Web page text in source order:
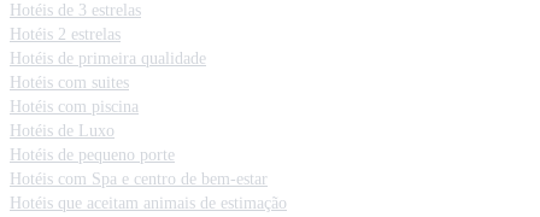
Hotéis de 3 estrelas
Hotéis 2 estrelas
Hotéis de primeira qualidade
Hotéis com suites
Hotéis com piscina
Hotéis de Luxo
Hotéis de pequeno porte
Hotéis com Spa e centro de bem-estar
Hotéis que aceitam animais de estimação